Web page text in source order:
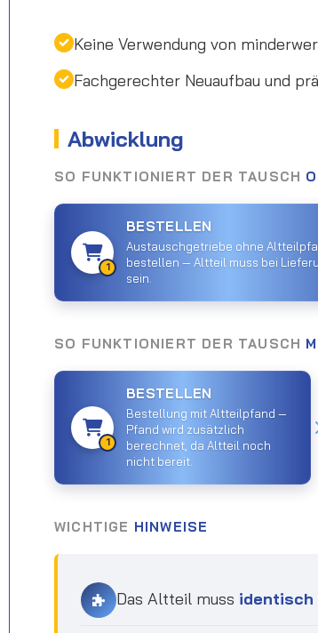
Keine Verwendung von
Fachgerechter Neuaufbau und
Abwicklung
SO FUNKTIONIERT DER TAUSCH
1
BESTELLEN
Austauschgetriebe ohne
bestellen — Altteil muss bei
sein.
SO FUNKTIONIERT DER TAUSCH
1
BESTELLEN
Bestellung mit Altteilpfand —
Pfand wird zusätzlich
berechnet, da Altteil noch
nicht bereit.
WICHTIGE HINWEISE
Das Altteil muss identisch